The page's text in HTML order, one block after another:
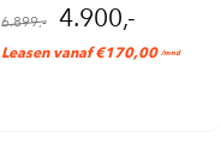
6.899,- 4.900,-
Leasen vanaf €170,00 /mnd